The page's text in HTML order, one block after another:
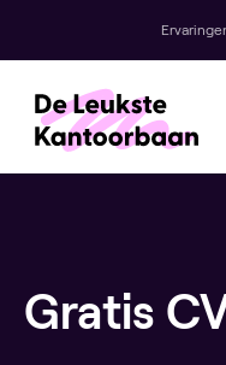
Gratis